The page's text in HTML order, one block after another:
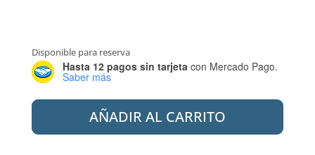
Disponible para reserva
Hasta 12 pagos sin tarjetacon Mercado Pago.
Saber más
PEIRANO
100C
AÑADIR AL CARRITO